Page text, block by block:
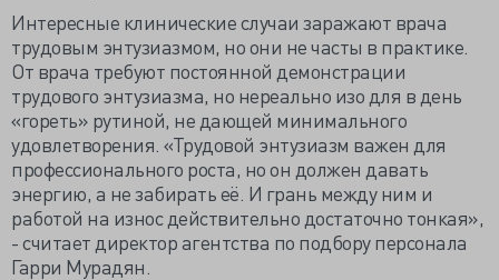
Интересные клинические случаи заражают врача
трудовым энтузиазмом, но они не часты в практике.
От врача требуют постоянной демонстрации
трудового энтузиазма, но нереально изо для в день
«гореть» рутиной, не дающей минимального
удовлетворения. «Трудовой энтузиазм важен для
профессионального роста, но он должен давать
энергию, а не забирать её. И грань между ним и
работой на износ действительно достаточно тонкая»,
- считает директор агентства по подбору персонала
Гарри Мурадян.